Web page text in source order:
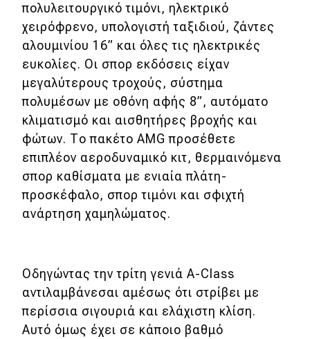
Μεταχειρισμένο
Οδηγός αγοράς
Συμβουλές
Χρηστικά
Συμβουλές
ΚΤΕΟ
Οδική βοήθεια
DRIVE USED
πολυλειτουργικό τιμόνι, ηλεκτρικό
χειρόφρενο, υπολογιστή ταξιδιού, ζάντες
αλουμινίου 16” και όλες τις ηλεκτρικές
ευκολίες. Οι σπορ εκδόσεις είχαν
μεγαλύτερους τροχούς, σύστημα
πολυμέσων με οθόνη αφής 8”, αυτόματο
κλιματισμό και αισθητήρες βροχής και
φώτων. Το πακέτο AMG προσέθετε
επιπλέον αεροδυναμικό κιτ, θερμαινόμενα
σπορ καθίσματα με ενιαία πλάτη-
προσκέφαλο, σπορ τιμόνι και σφιχτή
ανάρτηση χαμηλώματος.
Οδηγώντας την τρίτη γενιά A-Class
αντιλαμβάνεσαι αμέσως ότι στρίβει με
περίσσια σιγουριά και ελάχιστη κλίση.
Αυτό όμως έχει σε κάποιο βαθμό